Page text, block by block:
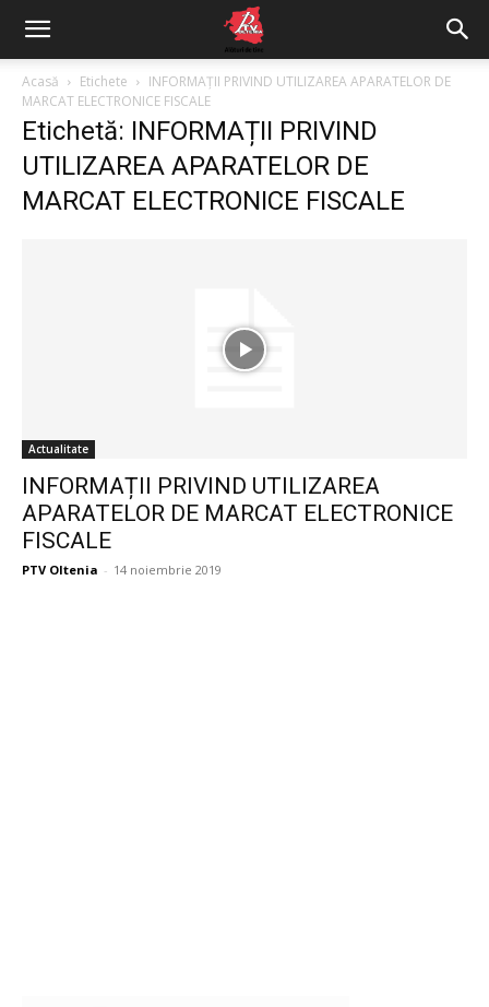
Acasă Etichete
INFORMAȚII PRIVIND UTILIZAREA APARATELOR DE
MARCAT ELECTRONICE FISCALE
Etichetă: INFORMAȚII PRIVIND
UTILIZAREA APARATELOR DE
MARCAT ELECTRONICE FISCALE
Actualitate
INFORMAȚII PRIVIND UTILIZAREA
APARATELOR DE MARCAT ELECTRONICE
FISCALE
PTV Oltenia - 14 noiembrie 2019